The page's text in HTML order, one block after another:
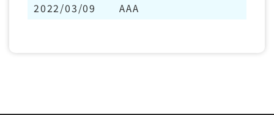
2022/03/09 AAA